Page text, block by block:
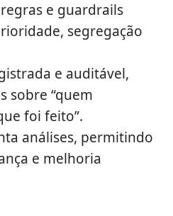
e guardrails
segregação
e auditável,
sobre “quem
foi feito”.
análises, permitindo
e melhoria